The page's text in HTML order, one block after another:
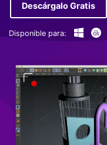
Descárgalo Gratis
Disponible para: